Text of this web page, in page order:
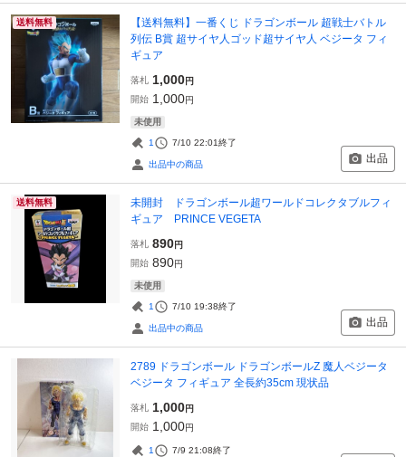
送料無料
【送料無料】一番くじ ドラゴンボール 超戦士バトル
列伝 B賞 超サイヤ人ゴッド超サイヤ人 ベジータ フィ
ギュア
落札 1,000円
開始 1,000円
未使用
1 7/10 22:01終了
出品中の商品 出品
送料無料
未開封 ドラゴンボール超ワールドコレクタブルフィ
ギュア PRINCE VEGETA
落札 890円
開始 890円
未使用
1 7/10 19:38終了
出品中の商品 出品
2789 ドラゴンボール ドラゴンボールZ 魔人ベジータ
ベジータ フィギュア 全長約35cm 現状品
落札 1,000円
開始 1,000円
1 7/9 21:08終了